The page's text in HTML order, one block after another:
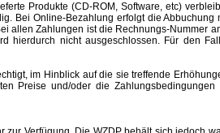
Produkte (CD-ROM, Software, etc)
Bei Online-Bezahlung erfolgt die
Zahlungen ist die Rechnungs-Nummer
hierdurch nicht ausgeschlossen. Für den
im Hinblick auf die sie treffende
Preise und/oder die